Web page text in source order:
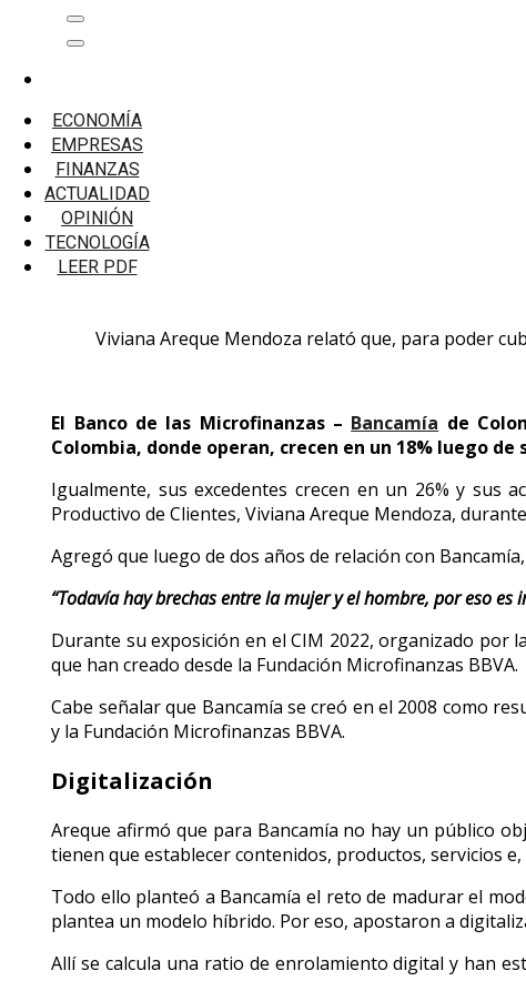
Menú
principal
ECONOMÍA
EMPRESAS
FINANZAS
ACTUALIDAD
OPINIÓN
TECNOLOGÍA
LEER PDF
Bancamía dice que ventas de sus clientes crecen 18%
Bancamía dice que ventas de sus clientes
Bancamía espera cerrar este 2022 con 19 millones de
Productivo de Clientes, Viviana Areque Mendoza.
Viviana Areque Mendoza relató que, para poder
El Banco de las Microfinanzas – Bancamía de
Colombia, donde operan, crecen en un 18% luego
Igualmente, sus excedentes crecen en un 26% y sus
Productivo de Clientes, Viviana Areque Mendoza,
Agregó que luego de dos años de relación con
“Todavía hay brechas entre la mujer y el hombre, por eso
Durante su exposición en el CIM 2022, organizado por la
que han creado desde la Fundación Microfinanzas BBVA.
Cabe señalar que Bancamía se creó en el 2008 como
y la Fundación Microfinanzas BBVA.
Digitalización
Areque afirmó que para Bancamía no hay un público
tienen que establecer contenidos, productos, servicios
Todo ello planteó a Bancamía el reto de madurar el
plantea un modelo híbrido. Por eso, apostaron a
Allí se calcula una ratio de enrolamiento digital y han